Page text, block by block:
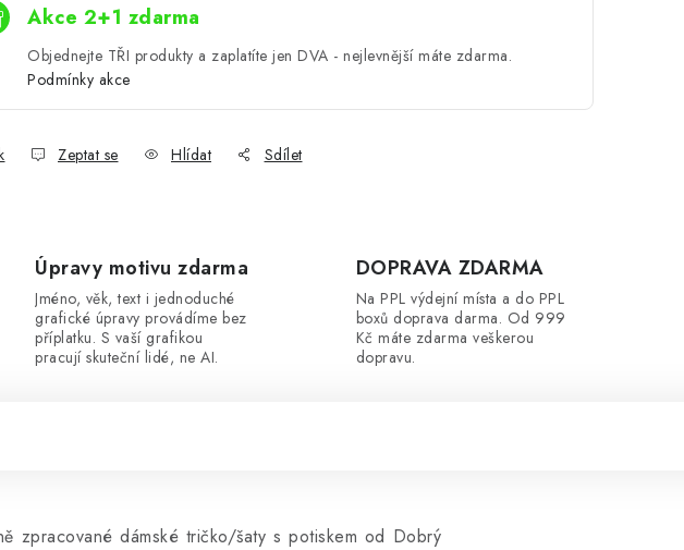
Akce 2+1 zdarma
Objednejte TŘI produkty a zaplatíte jen DVA - nejlevnější máte zdarma.
Podmínky akce
Zeptat se Hlídat Sdílet
Úpravy motivu zdarma
Jméno, věk, text i jednoduché
grafické úpravy provádíme bez
příplatku. S vaší grafikou
pracují skuteční lidé, ne AI.
DOPRAVA ZDARMA
Na PPL výdejní místa a do PPL
boxů doprava darma. Od 999
Kč máte zdarma veškerou
dopravu.
zpracované dámské tričko/šaty s potiskem od Dobrý